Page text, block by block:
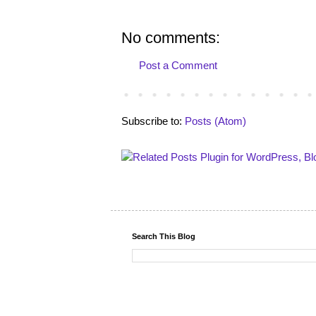
No comments:
Post a Comment
Subscribe to: Posts (Atom)
Search This Blog